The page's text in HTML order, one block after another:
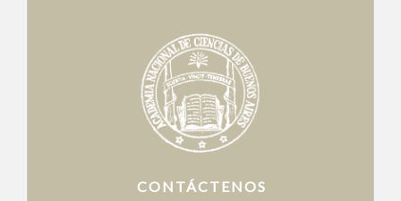
CONTÁCTENOS